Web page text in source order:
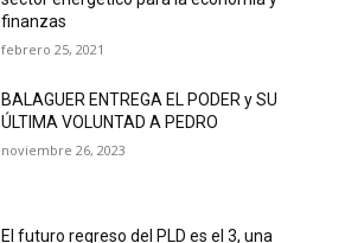
finanzas
febrero 25, 2021
BALAGUER ENTREGA EL PODER y SU
ÚLTIMA VOLUNTAD A PEDRO
noviembre 26, 2023
El futuro regreso del PLD es el 3, una